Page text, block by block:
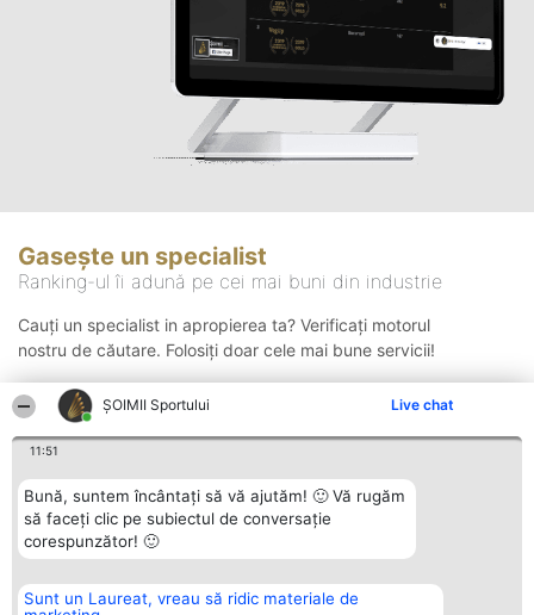
ȘOIMII Sportului Live chat
11:51
Bună, suntem încântați să vă ajutăm! 🙂 Vă rugăm
să faceți clic pe subiectul de conversație
corespunzător! 🙂
Sunt un Laureat, vreau să ridic materiale de
Gasește un specialist
Ranking-ul îi adună pe cei mai buni din industrie
Cauți un specialist in apropierea ta? Verificați motorul
nostru de căutare. Folosiți doar cele mai bune servicii!
Organizator Ranking Plebiscyt Contact